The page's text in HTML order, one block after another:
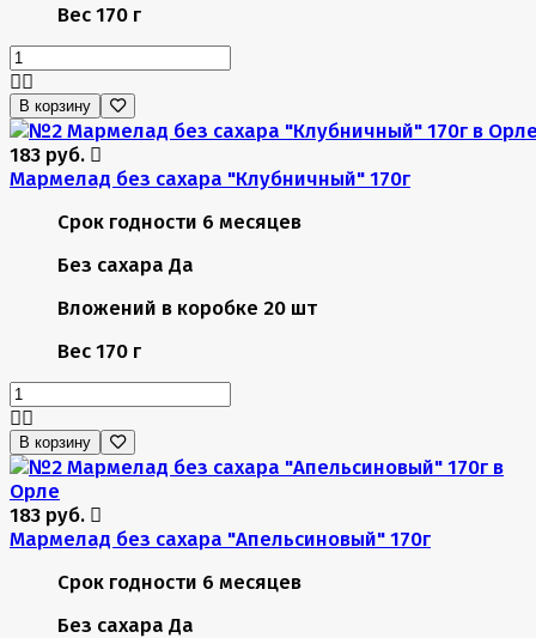
Вес 170 г
В корзину
183 руб.
Мармелад без сахара "Клубничный" 170г
Срок годности 6 месяцев
Без сахара Да
Вложений в коробке 20 шт
Вес 170 г
В корзину
183 руб.
Мармелад без сахара "Апельсиновый" 170г
Срок годности 6 месяцев
Без сахара Да